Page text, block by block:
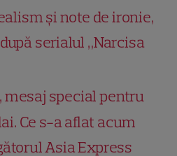
și note de ironie,
serialul „Narcisa
mesaj special pentru
Ce s-a aflat acum
Asia Express